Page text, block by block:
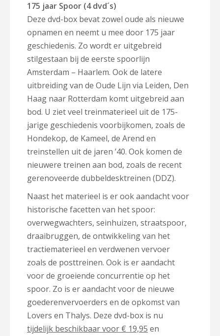
175 jaar Spoor (4 dvd´s)
Deze dvd-box bevat zowel oude als nieuwe
opnamen en neemt u mee door 175 jaar
geschiedenis. Zo wordt er uitgebreid
stilgestaan bij de eerste spoorlijn
Amsterdam – Haarlem. Ook de latere
uitbreiding van de Oude Lijn via Leiden, Den
Haag naar Rotterdam komt uitgebreid aan
bod. U ziet veel treinmaterieel uit de 175-
jarige geschiedenis voorbijkomen, zoals de
Hondekop, de Kameel, de Arend en
treinstellen uit de jaren ’40. Ook komen de
nieuwere treinen aan bod, zoals de recent
gerenoveerde dubbeldesktreinen (DDZ).
Naast het materieel is er ook aandacht voor
historische facetten van het spoor:
overwegwachters, seinhuizen, straatspoor,
draaibruggen, de ontwikkeling van het
tractiematerieel en verdwenen vervoer
zoals de posttreinen. Ook is er aandacht
voor de groeiende concurrentie op het
spoor. Zo is er aandacht voorde nieuwe
goederenvervoerders en de opkomst van
Lovers en Thalys. Deze dvd-box is nu
tijdelijk beschikbaar voor € 19,95 en